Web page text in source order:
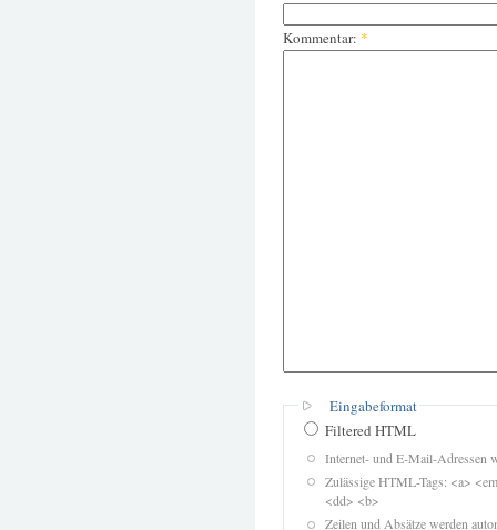
Kommentar: *
Eingabeformat
Filtered HTML
Internet- und E-Mail-Adressen
Zulässige HTML-Tags: <a>
<dd> <b>
Zeilen und Absätze werden